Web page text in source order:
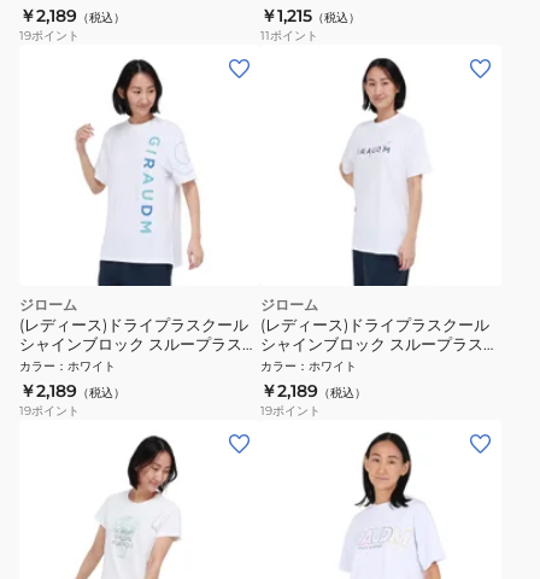
￥2,189 （税込）
19ポイント
￥1,215 （税込）
11ポイント
ジローム
(レディース)ドライプラスクール
シャインブロック スループラス
UV VERTICAL CT6S0028-
TR864-GRSD WHT
カラー ： ホワイト
￥2,189 （税込）
19ポイント
ジローム
(レディース)ドライプラスクール
シャインブロック スループラス
UV BLOOM CT6S0029-TR864-
GRSD WHT
カラー ： ホワイト
￥2,189 （税込）
19ポイント